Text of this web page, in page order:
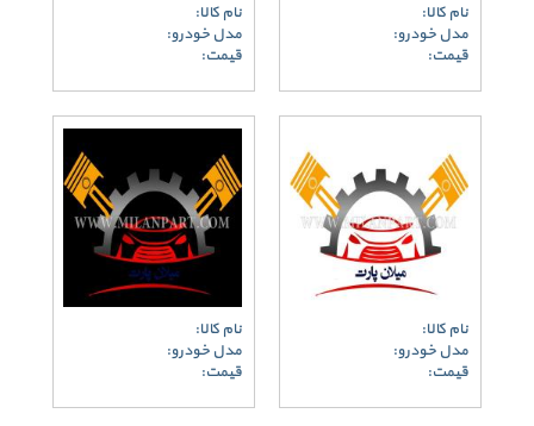
نام کالا:
مدل خودرو:
قیمت:
نام کالا:
مدل خودرو:
قیمت:
نام کالا:
مدل خودرو:
قیمت:
نام کالا:
مدل خودرو:
قیمت: